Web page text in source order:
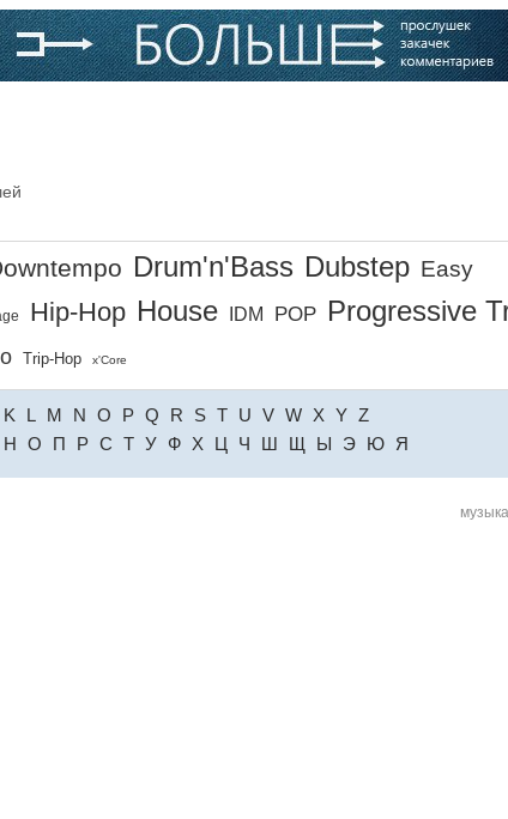
Drum'n'Bass Dubstep Easy
Hip-Hop House IDM POP Progressive
Trip-Hop x'Core
K L M N O P Q R S T U V W X Y Z
Н О П Р С Т У Ф Х Ц Ч Ш Щ Ы Э Ю Я